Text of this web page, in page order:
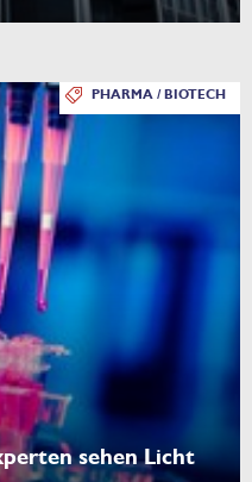
PHARMA / BIOTECH
sehen Licht